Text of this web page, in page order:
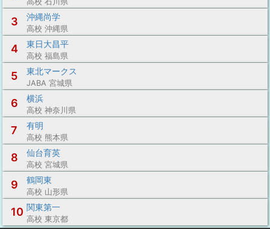
3 沖縄尚学
高校 沖縄県
4 東日大昌平
高校 福島県
5 東北マークス
JABA 宮城県
6 横浜
高校 神奈川県
7 有明
高校 熊本県
8 仙台育英
高校 宮城県
9 鶴岡東
高校 山形県
10 関東第一
高校 東京都